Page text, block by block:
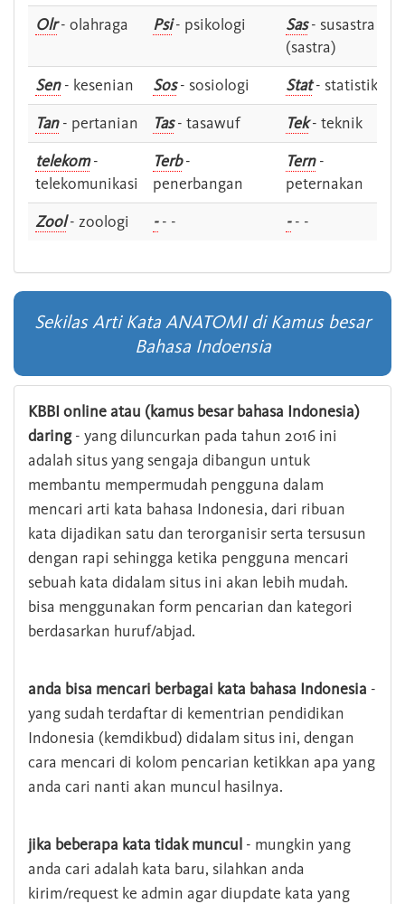
Olr- olahraga Psi- psikologi Sas- susastra -
(sastra)
Sen- kesenian Sos- sosiologi Stat- statistik
Tan- pertanian Tas- tasawuf Tek- teknik
telekom-
telekomunikasi
Terb-
penerbangan
Tern-
peternakan
Zool- zoologi -- - -- -
Sekilas Arti Kata ANATOMI di Kamus besar
Bahasa Indoensia
KBBI online atau (kamus besar bahasa Indonesia)
daring- yang diluncurkan pada tahun 2016 ini
adalah situs yang sengaja dibangun untuk
membantu mempermudah pengguna dalam
mencari arti kata bahasa Indonesia, dari ribuan
kata dijadikan satu dan terorganisir serta tersusun
dengan rapi sehingga ketika pengguna mencari
sebuah kata didalam situs ini akan lebih mudah.
bisa menggunakan form pencarian dan kategori
berdasarkan huruf/abjad.
anda bisa mencari berbagai kata bahasa Indonesia -
yang sudah terdaftar di kementrian pendidikan
Indonesia (kemdikbud) didalam situs ini, dengan
cara mencari di kolom pencarian ketikkan apa yang
anda cari nanti akan muncul hasilnya.
jika beberapa kata tidak muncul - mungkin yang
anda cari adalah kata baru, silahkan anda
kirim/request ke admin agar diupdate kata yang